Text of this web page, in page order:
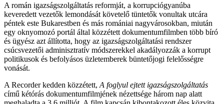
A román igazságszolgáltatás reformját, a korrupciógyanúba
keveredett vezetők lemondását követelő tüntetők vonultak utcára
péntek este Bukarestben és más romániai nagyvárosokban, miután
egy oknyomozó portál által közzétett dokumentumfilmben több bíró
és ügyész azt állította, hogy az igazságszolgáltatási rendszer
csúcsvezetői adminisztratív módszerekkel akadályozzák a korrupt
politikusok és befolyásos üzletemberek büntetőjogi felelősségre
vonását.
A Recorder kedden közzétett, A foglyul ejtett igazságszolgáltatás
című kétórás dokumentumfilmjének nézettsége három nap alatt